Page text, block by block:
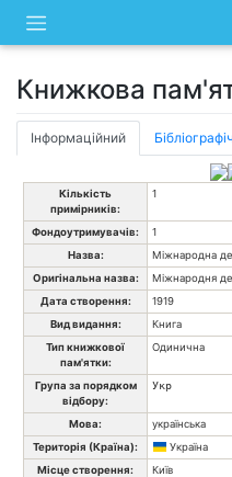
content
Книжкова
Інформаційний
Кількість
примірників:
1
Фондоутримувачів:
1
Назва:
Міжнародна
Оригінальна назва:
Міжнародня
Дата створення:
1919
Вид видання:
Книга
Тип книжкової
пам'ятки:
Одинична
Група за порядком
відбору:
Укр
Мова:
українська
Територія (Країна):
Україна
Місце створення:
Київ